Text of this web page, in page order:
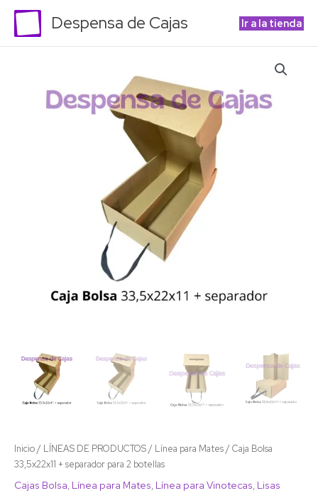
contenido
Despensa de Cajas Ir a la tienda
Inicio/ LÍNEAS DE PRODUCTOS/ Línea para Mates/ Caja Bolsa
33,5x22x11 + separador para 2 botellas
Cajas Bolsa, Línea para Mates, Línea para Vinotecas, Lisas